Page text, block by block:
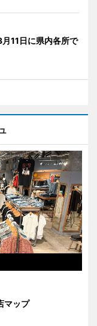
11日に県内各所で
マップ